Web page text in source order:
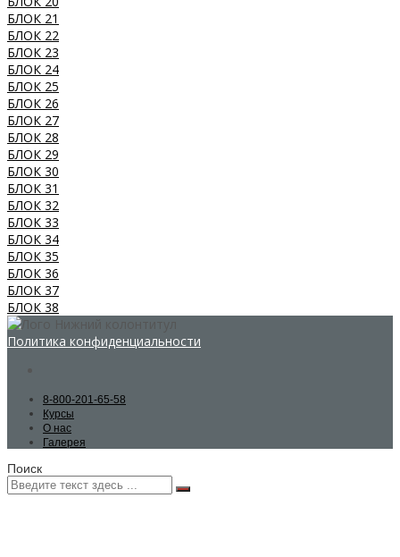
БЛОК 21
БЛОК 22
БЛОК 23
БЛОК 24
БЛОК 25
БЛОК 26
БЛОК 27
БЛОК 28
БЛОК 29
БЛОК 30
БЛОК 31
БЛОК 32
БЛОК 33
БЛОК 34
БЛОК 35
БЛОК 36
БЛОК 37
БЛОК 38
Политика конфиденциальности
8-800-201-65-58
Курсы
О нас
Галерея
Поиск